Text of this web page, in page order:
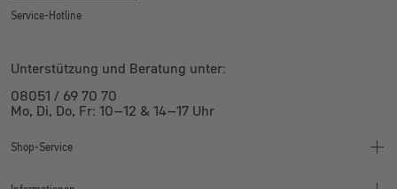
Service-Hotline
Unterstützung und Beratung unter:
08051 / 69 70 70
Mo, Di, Do, Fr: 10–12 & 14–17 Uhr
Shop-Service